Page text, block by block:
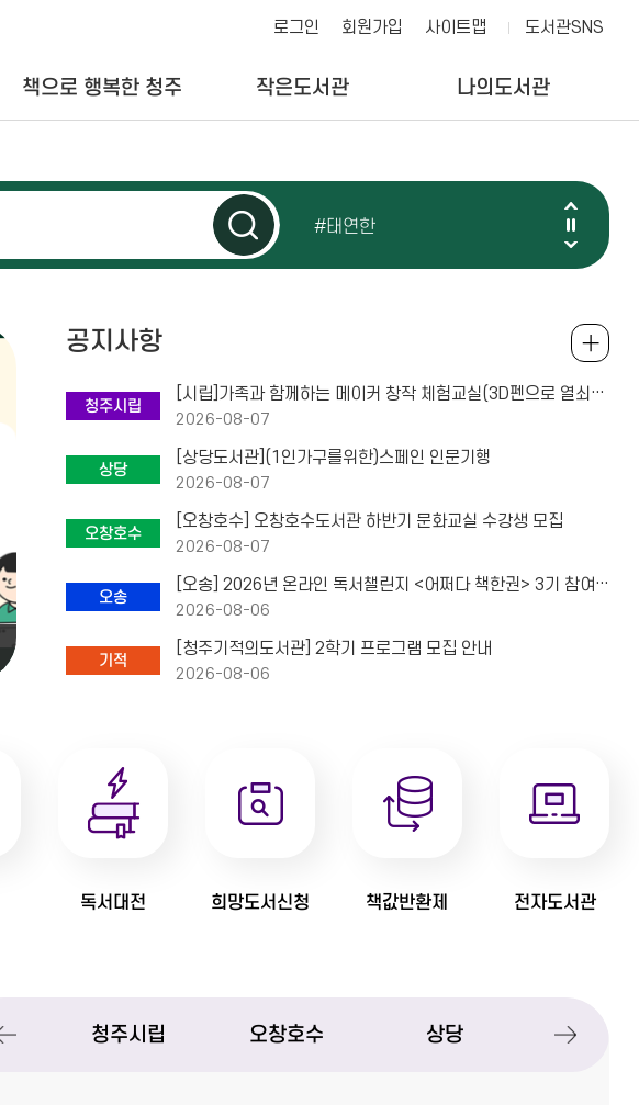
책으로 행복한 청주 작은도서관 나의도서관
로그인 회원가입 사이트맵 도서관SNS
#태연한
#배당투자로 스타벅스
#살아 있다는 건 다니카와 슌타로
#김연희
공지사항
청주시립
[시립]가족과 함께하는 메이커 창작 체험교실(3D펜으로 열쇠고리 만들기)
2026-08-07
상당
[상당도서관](1인가구를위한)스페인 인문기행
2026-08-07
오창호수
[오창호수] 오창호수도서관 하반기 문화교실 수강생 모집
2026-08-07
오송
[오송] 2026년 온라인 독서챌린지 <어쩌다 책한권> 3기 참여자 모집
2026-08-06
기적
[청주기적의도서관] 2학기 프로그램 모집 안내
2026-08-06
독서대전 희망도서신청 책값반환제 전자도서관
청주시립 오창호수 상당